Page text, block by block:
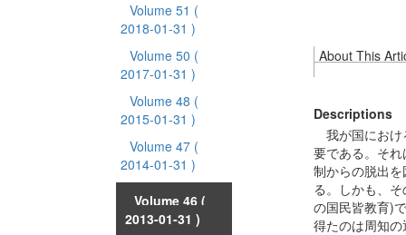
Volume 51 (
2018-01-31 )
Volume 50 (
2017-01-31 )
Volume 48 (
2015-01-31 )
Volume 47 (
2014-01-31 )
Volume 46 (
2013-01-31 )
About This
Descriptions
我が国におけ
要である。そ
制からの脱出
る。しかも、
の国民皆教育)
得たのは周知